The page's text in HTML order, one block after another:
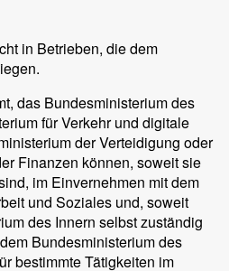
in Betrieben, die dem
das Bundesministerium des
für Verkehr und digitale
der Verteidigung oder
Finanzen können, soweit sie
im Einvernehmen mit dem
und Soziales und, soweit
des Innern selbst zuständig
Bundesministerium des
bestimmte Tätigkeiten im